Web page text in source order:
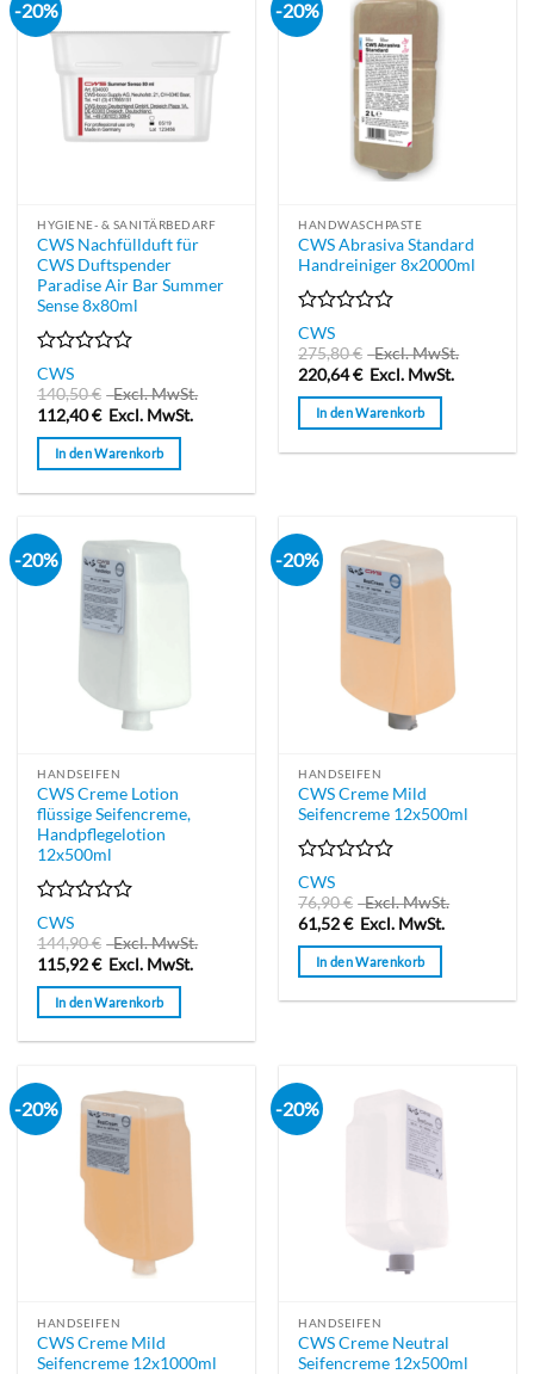
-20%
HYGIENE- & SANITÄRBEDARF
CWS Nachfüllduft für
CWS Duftspender
Paradise Air Bar Summer
Sense 8x80ml
Bewertet
mit
0
von
5
CWS
140,50€
Excl. MwSt.
112,40€ Excl. MwSt.
In den Warenkorb
-20%
HANDWASCHPASTE
CWS Abrasiva Standard
Handreiniger 8x2000ml
Bewertet
mit
0
von
5
CWS
275,80€
Excl. MwSt.
220,64€ Excl. MwSt.
In den Warenkorb
-20%
HANDSEIFEN
CWS Creme Lotion
flüssige Seifencreme,
Handpflegelotion
12x500ml
Bewertet
mit
0
von
5
CWS
144,90€
Excl. MwSt.
115,92€ Excl. MwSt.
In den Warenkorb
-20%
HANDSEIFEN
CWS Creme Mild
Seifencreme 12x500ml
Bewertet
mit
0
von
5
CWS
76,90€
Excl. MwSt.
61,52€ Excl. MwSt.
In den Warenkorb
-20%
HANDSEIFEN
CWS Creme Mild
Seifencreme 12x1000ml
-20%
HANDSEIFEN
CWS Creme Neutral
Seifencreme 12x500ml